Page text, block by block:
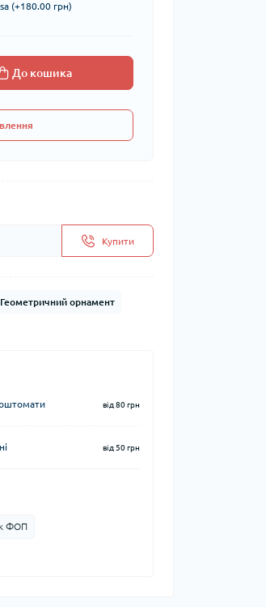
(+180.00 грн)
До кошика
Купити
Геометричний орнамент
від 80 грн
від 50 грн
ФОП